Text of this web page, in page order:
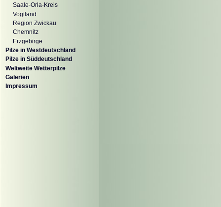
Saale-Orla-Kreis
Vogtland
Region Zwickau
Chemnitz
Erzgebirge
Pilze in Westdeutschland
Pilze in Süddeutschland
Weltweite Wetterpilze
Galerien
Impressum